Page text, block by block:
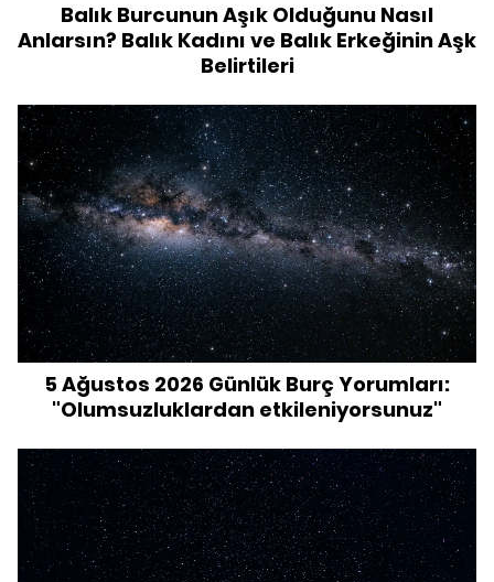
Balık Burcunun Aşık Olduğunu Nasıl
Anlarsın? Balık Kadını ve Balık Erkeğinin Aşk
Belirtileri
5 Ağustos 2026 Günlük Burç Yorumları:
"Olumsuzluklardan etkileniyorsunuz"